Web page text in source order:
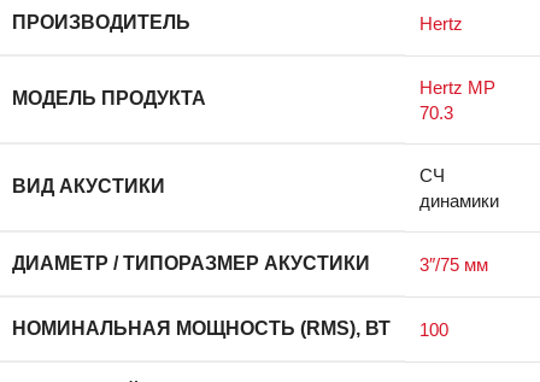
ПРОИЗВОДИТЕЛЬ Hertz
МОДЕЛЬ ПРОДУКТА
Hertz MP
70.3
ВИД АКУСТИКИ
СЧ
динамики
ДИАМЕТР / ТИПОРАЗМЕР АКУСТИКИ 3″/75 мм
НОМИНАЛЬНАЯ МОЩНОСТЬ (RMS), ВТ 100